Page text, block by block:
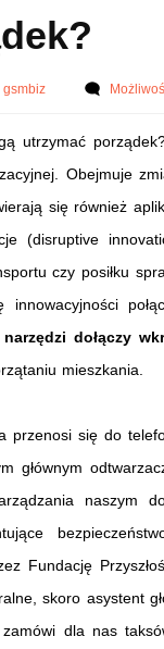
gsmbiz
utrzymać
Obejmuje
się również
(disruptive
czy posiłku
dołączy
mieszkania.
przenosi się do
głównym
naszym
Fundację
skoro asystent
dla nas